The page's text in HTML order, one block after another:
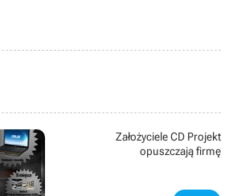
Założyciele CD Projekt
opuszczają firmę